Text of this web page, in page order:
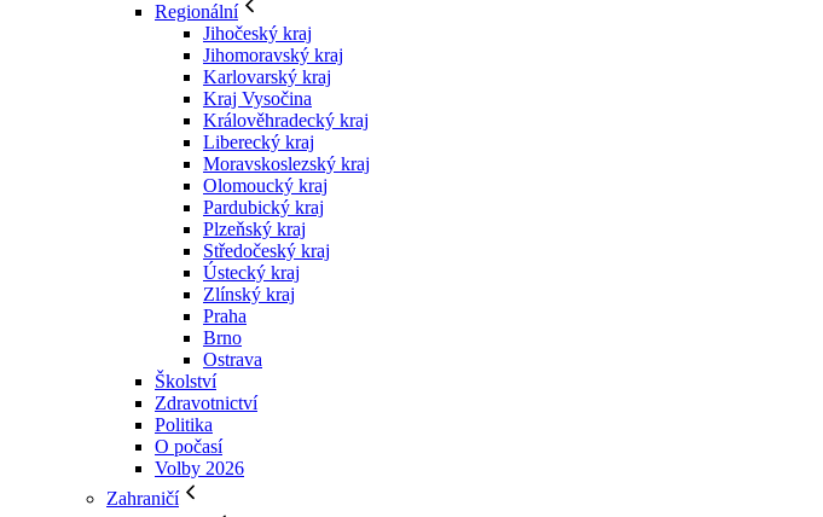
Regionální
Jihočeský kraj
Jihomoravský kraj
Karlovarský kraj
Kraj Vysočina
Králověhradecký kraj
Liberecký kraj
Moravskoslezský kraj
Olomoucký kraj
Pardubický kraj
Plzeňský kraj
Středočeský kraj
Ústecký kraj
Zlínský kraj
Praha
Brno
Ostrava
Školství
Zdravotnictví
Politika
O počasí
Volby 2026
Zahraničí